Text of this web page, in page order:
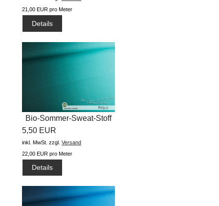
21,00 EUR pro Meter
Details
Bio-Sommer-Sweat-Stoff
"basic...
5,50 EUR
inkl. MwSt. zzgl. Versand
22,00 EUR pro Meter
Details